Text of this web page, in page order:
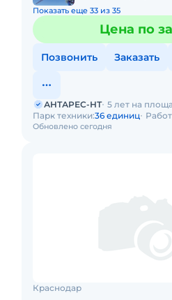
Показать еще 33 из 35
Цена по
Позвонить Заказать
Обновлено сегодня
АНТАРЕС-НТ 5 лет на
Парк техники:36 единиц
Краснодар